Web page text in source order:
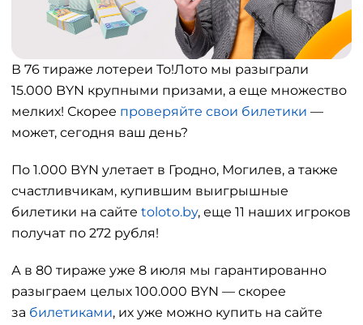
В 76 тираже лотереи То!Лото мы разыграли
15.000 BYN крупными призами, а еще множество
мелких! Скорее проверяйте свои билетики —
может, сегодня ваш день?
По 1.000 BYN улетает в Гродно, Могилев, а также
счастливчикам, купившим выигрышные
билетики на сайте toloto.by, еще 11 наших игроков
получат по 272 рубля!
А в 80 тираже уже 8 июля мы гарантированно
разыграем целых 100.000 BYN — скорее
за билетиками, их уже можно купить на сайте